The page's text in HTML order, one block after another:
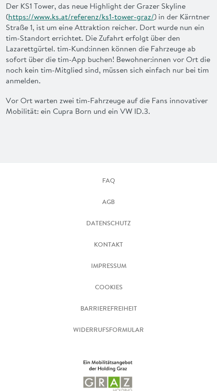
Der KS1 Tower, das neue Highlight der Grazer Skyline
(https://www.ks.at/referenz/ks1-tower-graz/) in der Kärntner
Straße 1, ist um eine Attraktion reicher. Dort wurde nun ein
tim-Standort errichtet. Die Zufahrt erfolgt über den
Lazarettgürtel. tim-Kund:innen können die Fahrzeuge ab
sofort über die tim-App buchen! Bewohner:innen vor Ort die
noch kein tim-Mitglied sind, müssen sich einfach nur bei tim
anmelden.
Vor Ort warten zwei tim-Fahrzeuge auf die Fans innovativer
Mobilität: ein Cupra Born und ein VW ID.3.
FAQ
AGB
DATENSCHUTZ
KONTAKT
IMPRESSUM
COOKIES
BARRIEREFREIHEIT
WIDERRUFSFORMULAR